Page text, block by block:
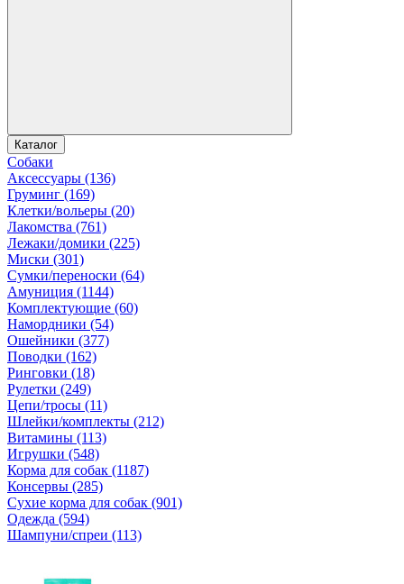
Каталог
Собаки
Аксессуары (136)
Груминг (169)
Клетки/вольеры (20)
Лакомства (761)
Лежаки/домики (225)
Миски (301)
Сумки/переноски (64)
Амуниция (1144)
Комплектующие (60)
Намордники (54)
Ошейники (377)
Поводки (162)
Ринговки (18)
Рулетки (249)
Цепи/тросы (11)
Шлейки/комплекты (212)
Витамины (113)
Игрушки (548)
Корма для собак (1187)
Консервы (285)
Сухие корма для собак (901)
Одежда (594)
Шампуни/спреи (113)